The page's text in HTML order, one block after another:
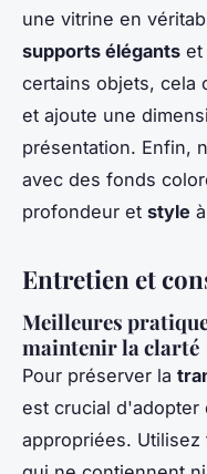
une vitrine en
supports élégants et
certains objets, cela
et ajoute une
présentation. Enfin,
avec des fonds
profondeur et style
Entretien et
Meilleures
maintenir la clarté
Pour préserver la
est crucial d'adopter
appropriées.